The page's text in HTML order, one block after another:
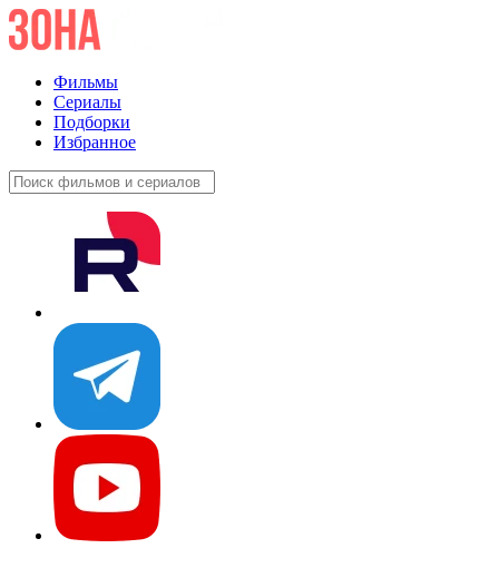
Фильмы
Сериалы
Подборки
Избранное